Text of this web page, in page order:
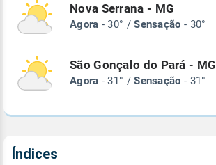
Nova Serrana - MG
Agora - 30° /Sensação - 30°
São Gonçalo do Pará - MG
Agora - 31° /Sensação - 31°
Índices